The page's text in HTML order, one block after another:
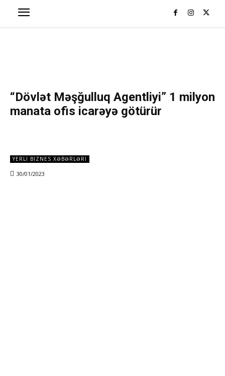
“Dövlət Məşğulluq Agentliyi” 1 milyon
manata ofis icarəyə götürür
YERLI BIZNES XƏBƏRLƏRI
30/01/2023